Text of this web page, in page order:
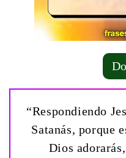
“Respondiendo
Satanás, porque
Dios